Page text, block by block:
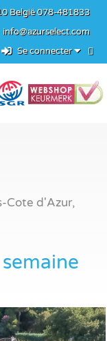
België078-481833
info@azurselect.com
Se connecter
Cote d'Azur,